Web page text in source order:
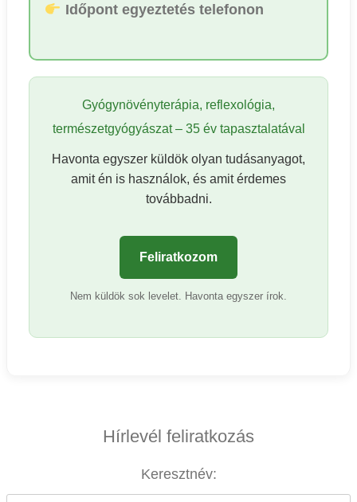
Időpont egyeztetés telefonon
Gyógynövényterápia, reflexológia,
természetgyógyászat – 35 év tapasztalatával
Havonta egyszer küldök olyan tudásanyagot,
amit én is használok, és amit érdemes
továbbadni.
Feliratkozom
Nem küldök sok levelet. Havonta egyszer írok.
Hírlevél feliratkozás
Keresztnév: